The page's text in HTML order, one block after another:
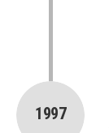
1997